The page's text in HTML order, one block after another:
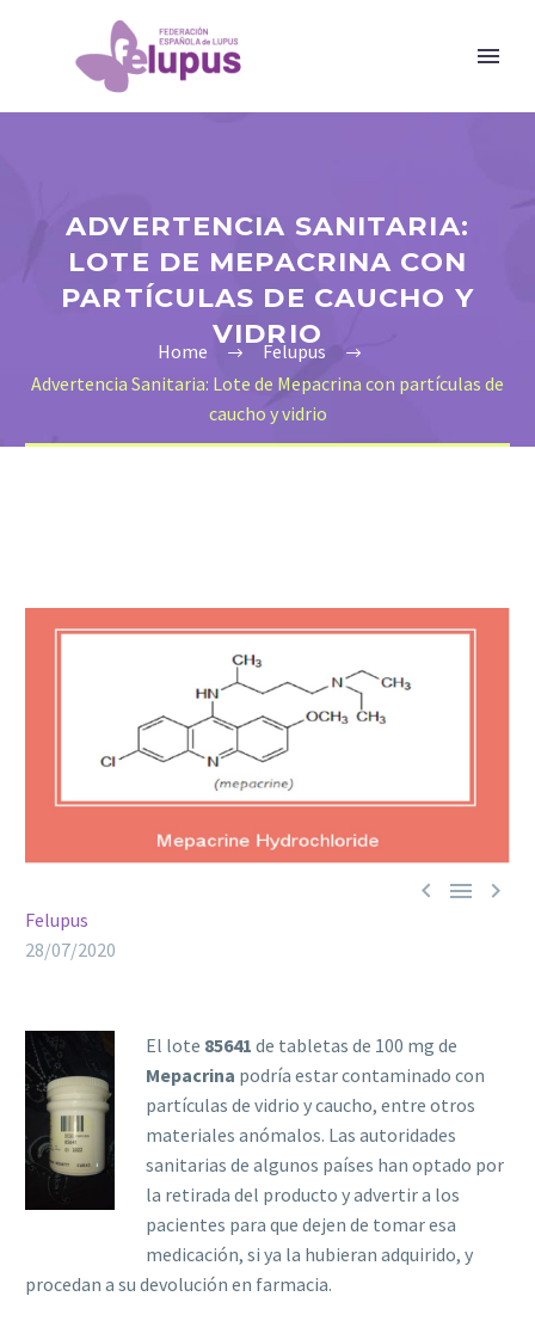
ADVERTENCIA SANITARIA:
LOTE DE MEPACRINA CON
PARTÍCULAS DE CAUCHO Y
VIDRIO
Home
Felupus
Advertencia Sanitaria: Lote de Mepacrina con partículas de
caucho y vidrio
  
Felupus
28/07/2020
El lote 85641 de tabletas de 100 mg de
Mepacrina podría estar contaminado con
partículas de vidrio y caucho, entre otros
materiales anómalos. Las autoridades
sanitarias de algunos países han optado por
la retirada del producto y advertir a los
pacientes para que dejen de tomar esa
medicación, si ya la hubieran adquirido, y
procedan a su devolución en farmacia.